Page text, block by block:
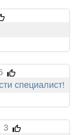
специалист!
3